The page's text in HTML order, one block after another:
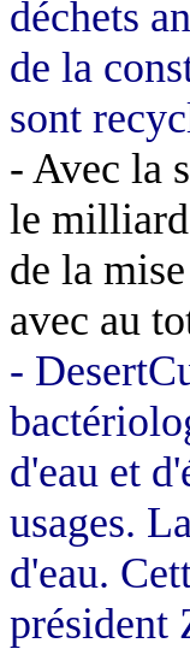
déchets
de la
sont
- Avec la
le milliard
de la
avec au
-
d'eau et
usages.
d'eau.
président